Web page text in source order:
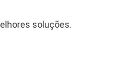
soluções.